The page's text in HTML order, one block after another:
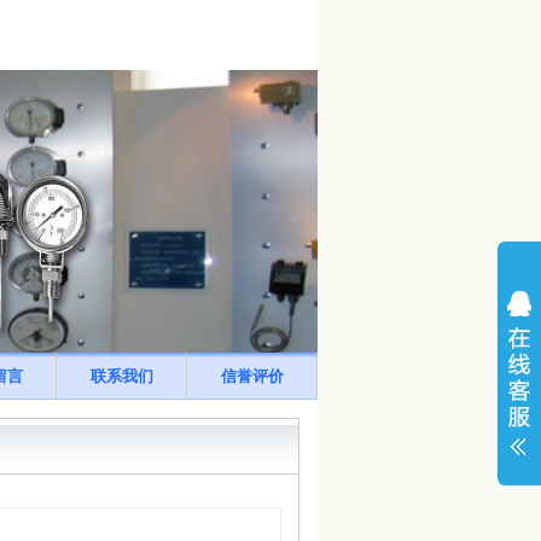
信誉评价
联系我们
言